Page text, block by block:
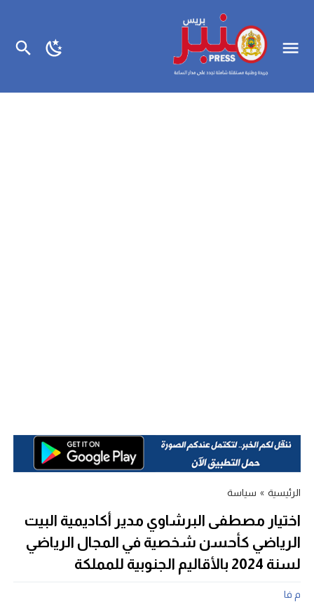
الرئيسية » سياسة
اختيار مصطفى البرشاوي مدير أكاديمية البيت
الرياضي كأحسن شخصية في المجال الرياضي
لسنة 2024 بالأقاليم الجنوبية للمملكة
م فا